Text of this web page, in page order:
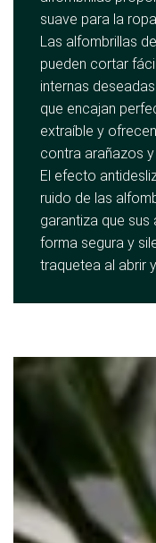
suave para la
Las alfombrillas
pueden cortar
internas
que encajan
extraíble y
contra arañazos
El efecto
ruido de las
garantiza que
forma segura y
traquetea al abrir